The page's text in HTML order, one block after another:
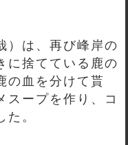
）は、再び峰岸の
に捨てている鹿の
の血を分けて貰
スープを作り、コ
。